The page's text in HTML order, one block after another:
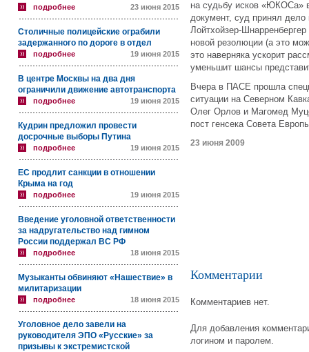
подробнее 23 июня 2015
Столичные полицейские ограбили
задержанного по дороге в отдел
подробнее 19 июня 2015
В центре Москвы на два дня
ограничили движение автотранспорта
подробнее 19 июня 2015
Кудрин предложил провести
досрочные выборы Путина
подробнее 19 июня 2015
ЕС продлит санкции в отношении
Крыма на год
подробнее 19 июня 2015
Введение уголовной ответственности
за надругательство над гимном
России поддержал ВС РФ
подробнее 18 июня 2015
Музыканты обвиняют «Нашествие» в
милитаризации
подробнее 18 июня 2015
Уголовное дело завели на
руководителя ЭПО «Русские» за
призывы к экстремистской
на судьбу исков «ЮКОСа»
документ, суд принял
Лойтхойзер-
новой резолюции (а это
это наверняка ускорит
уменьшит шансы
Вчера в ПАСЕ прошла
ситуации на Северном
Олег Орлов и Магомед
пост генсека Совета
23 июня 2009
Комментарии
Комментариев нет.
Для добавления
логином и паролем.